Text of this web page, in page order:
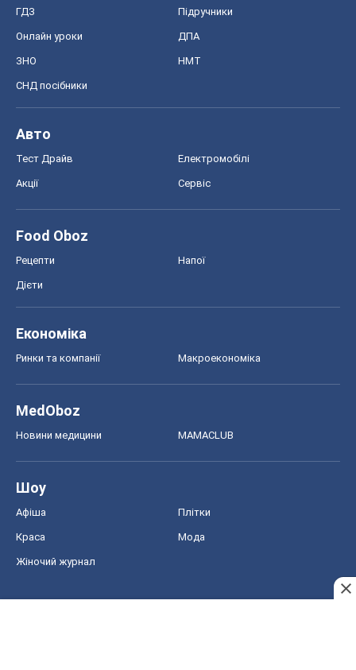
ГДЗ Підручники
Онлайн уроки ДПА
ЗНО НМТ
СНД посібники
Авто
Тест Драйв Електромобілі
Акції Сервіс
Food Oboz
Рецепти Напої
Дієти
Економіка
Ринки та компанії Макроекономіка
MedOboz
Новини медицини MAMACLUB
Шоу
Афіша Плітки
Краса Мода
Жіночий журнал